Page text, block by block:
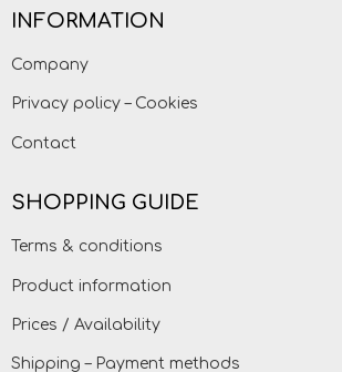
INFORMATION
Company
Privacy policy – Cookies
Contact
SHOPPING GUIDE
Terms & conditions
Product information
Prices / Availability
Shipping – Payment methods